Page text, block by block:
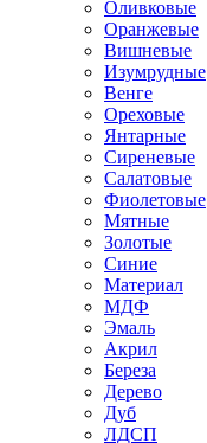
Оливковые
Оранжевые
Вишневые
Изумрудные
Венге
Ореховые
Янтарные
Сиреневые
Салатовые
Фиолетовые
Мятные
Золотые
Синие
Материал
МДФ
Эмаль
Акрил
Береза
Дерево
Дуб
ЛДСП